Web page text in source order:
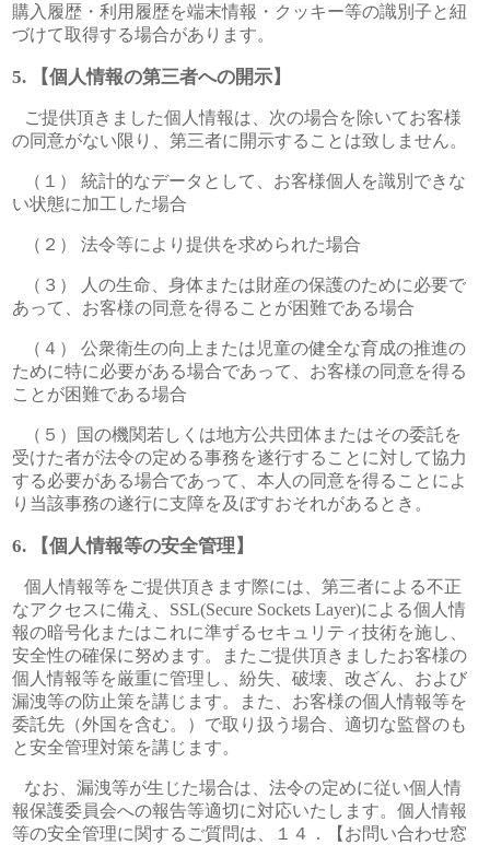
購入履歴・利用履歴を端末情報・クッキー等の識別子と紐
づけて取得する場合があります。
【個人情報の第三者への開示】
ご提供頂きました個人情報は、次の場合を除いてお客様
の同意がない限り、第三者に開示することは致しません。
（１） 統計的なデータとして、お客様個人を識別できな
い状態に加工した場合
（２） 法令等により提供を求められた場合
（３） 人の生命、身体または財産の保護のために必要で
あって、お客様の同意を得ることが困難である場合
（４） 公衆衛生の向上または児童の健全な育成の推進の
ために特に必要がある場合であって、お客様の同意を得る
ことが困難である場合
（５）国の機関若しくは地方公共団体またはその委託を
受けた者が法令の定める事務を遂行することに対して協力
する必要がある場合であって、本人の同意を得ることによ
り当該事務の遂行に支障を及ぼすおそれがあるとき。
【個人情報等の安全管理】
個人情報等をご提供頂きます際には、第三者による不正
なアクセスに備え、SSL(Secure Sockets Layer)による個人情
報の暗号化またはこれに準ずるセキュリティ技術を施し、
安全性の確保に努めます。またご提供頂きましたお客様の
個人情報等を厳重に管理し、紛失、破壊、改ざん、および
漏洩等の防止策を講じます。また、お客様の個人情報等を
委託先（外国を含む。）で取り扱う場合、適切な監督のも
と安全管理対策を講じます。
なお、漏洩等が生じた場合は、法令の定めに従い個人情
報保護委員会への報告等適切に対応いたします。個人情報
等の安全管理に関するご質問は、１４．【お問い合わせ窓